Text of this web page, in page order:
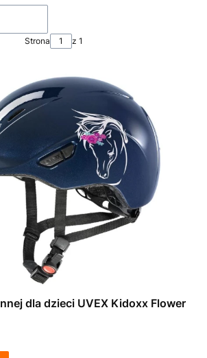
Strona z 1
dla dzieci UVEX Kidoxx Flower